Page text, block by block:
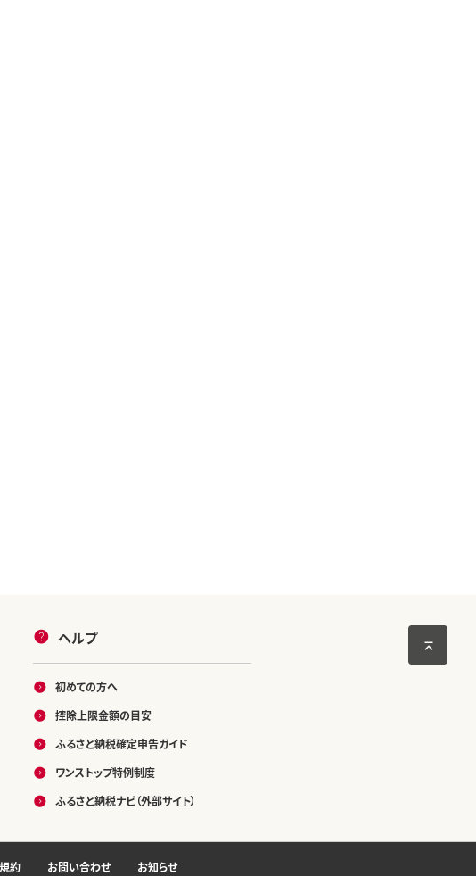
ヘルプ
初めての方へ
控除上限金額の目安
ふるさと納税確定申告ガイド
ワンストップ特例制度
ふるさと納税ナビ（外部サイト）
約 お問い合わせ お知らせ